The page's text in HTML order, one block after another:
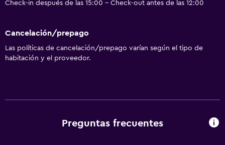
Check-in después de las 15:00 - Check-out antes de las 12:00
Cancelación/prepago
Las políticas de cancelación/prepago varían según el tipo de
habitación y el proveedor.
Preguntas frecuentes